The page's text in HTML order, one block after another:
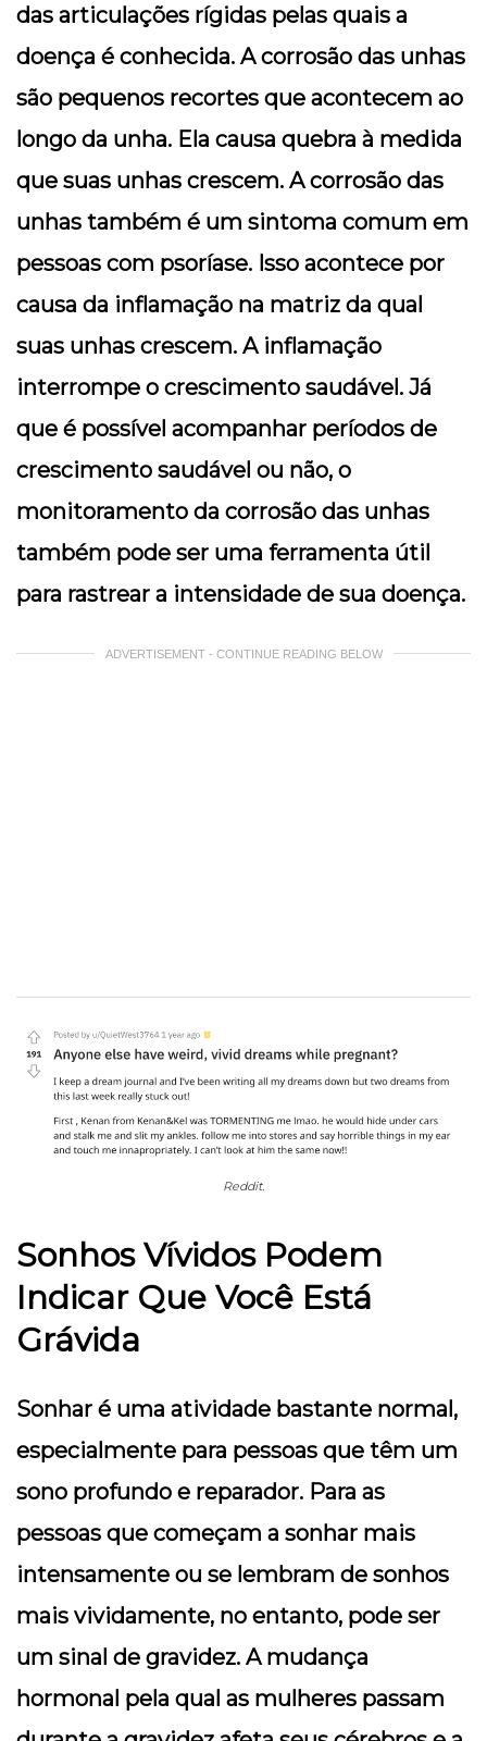
das articulações rígidas pelas quais a
doença é conhecida. A corrosão das unhas
são pequenos recortes que acontecem ao
longo da unha. Ela causa quebra à medida
que suas unhas crescem. A corrosão das
unhas também é um sintoma comum em
pessoas com psoríase. Isso acontece por
causa da inflamação na matriz da qual
suas unhas crescem. A inflamação
interrompe o crescimento saudável. Já
que é possível acompanhar períodos de
crescimento saudável ou não, o
monitoramento da corrosão das unhas
também pode ser uma ferramenta útil
para rastrear a intensidade de sua doença.
ADVERTISEMENT - CONTINUE READING BELOW
Reddit.
Sonhos Vívidos Podem
Indicar Que Você Está
Grávida
Sonhar é uma atividade bastante normal,
especialmente para pessoas que têm um
sono profundo e reparador. Para as
pessoas que começam a sonhar mais
intensamente ou se lembram de sonhos
mais vividamente, no entanto, pode ser
um sinal de gravidez. A mudança
hormonal pela qual as mulheres passam